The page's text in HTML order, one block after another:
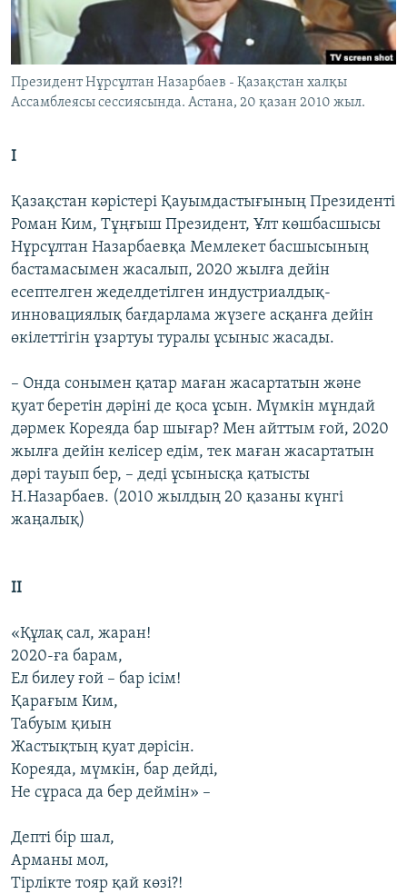
ЖАЗЫЛЫҢЫЗ
Басқа тілдерде
Президент Нұрсұлтан Назарбаев - Қазақстан халқы
Ассамблеясы сессиясында. Астана, 20 қазан 2010 жыл.
І
Қазақстан кәрістері Қауымдастығының Президенті
Роман Ким, Тұңғыш Президент, Ұлт көшбасшысы
Нұрсұлтан Назарбаевқа Мемлекет басшысының
бастамасымен жасалып, 2020 жылға дейін
есептелген жеделдетілген индустриалдық-
инновациялық бағдарлама жүзеге асқанға дейін
өкілеттігін ұзартуы туралы ұсыныс жасады.
– Онда сонымен қатар маған жасартатын және
қуат беретін дәріні де қоса ұсын. Мүмкін мұндай
дәрмек Кореяда бар шығар? Мен айттым ғой, 2020
жылға дейін келісер едім, тек маған жасартатын
дәрі тауып бер, – деді ұсынысқа қатысты
Н.Назарбаев. (2010 жылдың 20 қазаны күнгі
жаңалық)
ІІ
«Құлақ сал, жаран!
2020-ға барам,
Ел билеу ғой – бар ісім!
Қарағым Ким,
Табуым қиын
Жастықтың қуат дәрісін.
Кореяда, мүмкін, бар дейді,
Не сұраса да бер деймін» –
Депті бір шал,
Арманы мол,
Тірлікте тояр қай көзі?!